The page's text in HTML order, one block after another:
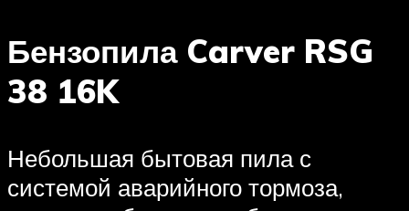
Бензопила Carver RSG
38 16K
Небольшая бытовая пила с
системой аварийного тормоза,